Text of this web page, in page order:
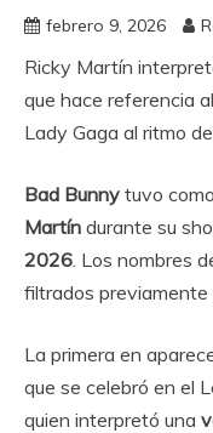
febrero 9, 2026
Ricky Martín
que hace referencia
Lady Gaga al ritmo
Bad Bunny tuvo como
Martín durante su
2026 . Los nombres
filtrados previamente
La primera en
que se celebró en el
quien interpretó una